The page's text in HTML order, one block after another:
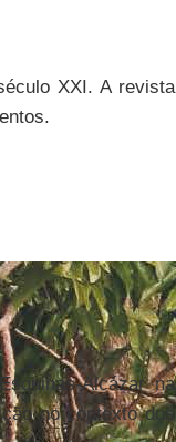
XXI.A revista
Alcázar na
no contexto dos